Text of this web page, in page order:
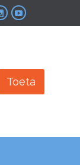

Toeta